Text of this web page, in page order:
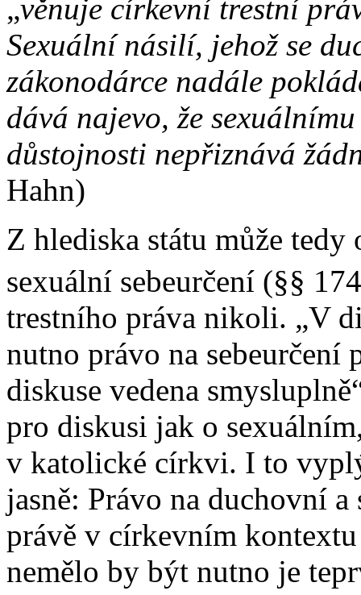
„věnuje církevní trestní
Sexuální násilí, jehož se
zákonodárce nadále
dává najevo, že
důstojnosti nepřiznává
Hahn)
Z hlediska státu může tedy
sexuální sebeurčení (§§
trestního práva nikoli. „V
nutno právo na
diskuse vedena
pro diskusi jak o
v katolické církvi. I to
jasně: Právo na duchovní
právě v církevním
nemělo by být nutno je